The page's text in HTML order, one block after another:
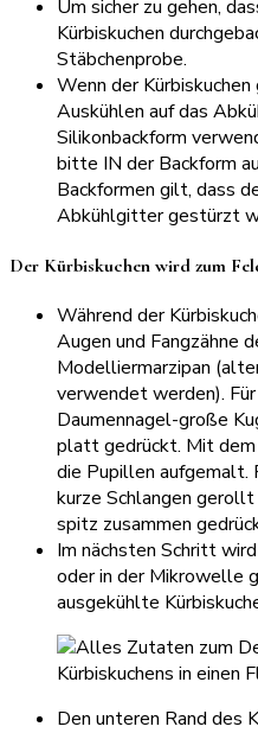
Um sicher zu gehen,
Kürbiskuchen
Stäbchenprobe.
Wenn der
Auskühlen auf das
Silikonbackform
bitte IN der Backform
Backformen gilt, dass
Abkühlgitter gestürzt
Der Kürbiskuchen wird zum
Während der
Augen und Fangzähne
Modelliermarzipan
verwendet werden).
Daumennagel-große
platt gedrückt. Mit
die Pupillen aufgemalt.
kurze Schlangen
spitz zusammen
Im nächsten Schritt
oder in der Mikrowelle
ausgekühlte
Den unteren Rand des